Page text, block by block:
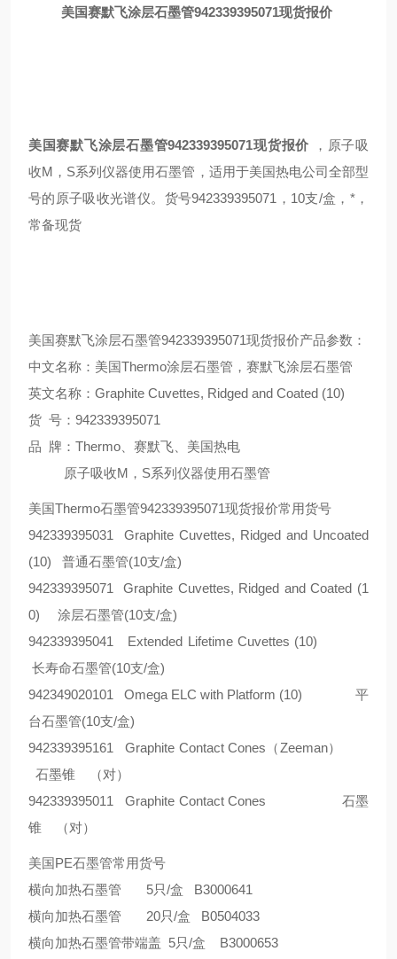
美国赛默飞涂层石墨管942339395071现货报价
美国赛默飞涂层石墨管942339395071现货报价
，原子吸
收M，S系列仪器使用石墨管，适用于美国热电公司全部型
号的原子吸收光谱仪。货号942339395071，10支/盒，*，
常备现货
美国赛默飞涂层石墨管942339395071现货报价产品参数：
中文名称：美国Thermo涂层石墨管，赛默飞涂层石墨管
英文名称：Graphite Cuvettes, Ridged and Coated (10)
货 号：942339395071
品 牌：Thermo、赛默飞、美国热电
原子吸收M，S系列仪器使用石墨管
美国Thermo石墨管942339395071现货报价常用货号
942339395031 Graphite Cuvettes, Ridged and Uncoated
(10) 普通石墨管(10支/盒)
942339395071 Graphite Cuvettes, Ridged and Coated (1
0) 涂层石墨管(10支/盒)
942339395041 Extended Lifetime Cuvettes (10)
长寿命石墨管(10支/盒)
942349020101 Omega ELC with Platform (10) 平
台石墨管(10支/盒)
942339395161 Graphite Contact Cones（Zeeman）
石墨锥 （对）
942339395011 Graphite Contact Cones 石墨
锥 （对）
美国PE石墨管常用货号
横向加热石墨管 5只/盒 B3000641
横向加热石墨管 20只/盒 B0504033
横向加热石墨管带端盖 5只/盒 B3000653